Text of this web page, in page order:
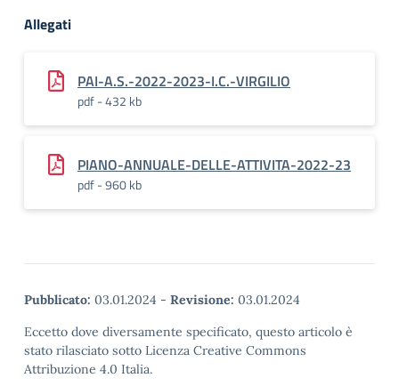
Allegati
PAI-A.S.-2022-2023-I.C.-VIRGILIO
pdf - 432 kb
PIANO-ANNUALE-DELLE-ATTIVITA-2022-23
pdf - 960 kb
Pubblicato: 03.01.2024 - Revisione: 03.01.2024
Eccetto dove diversamente specificato, questo articolo è
stato rilasciato sotto Licenza Creative Commons
Attribuzione 4.0 Italia.